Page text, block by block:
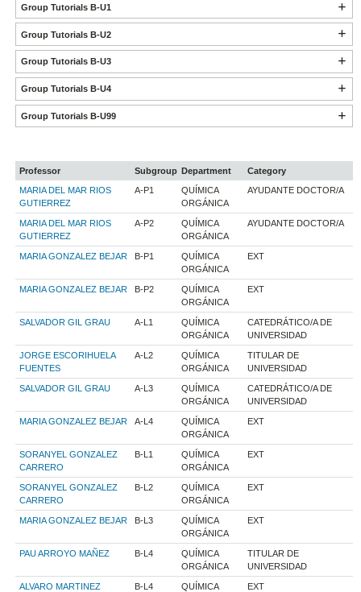
Group Tutorials B-U1
Group Tutorials B-U2
Group Tutorials B-U3
Group Tutorials B-U4
Group Tutorials B-U99
Professor Subgroup Department
Category
MARIA DEL MAR RIOS
GUTIERREZ
A-P1
QUÍMICA
ORGÁNICA
AYUDANTE DOCTOR/A
MARIA DEL MAR RIOS
GUTIERREZ
A-P2
QUÍMICA
ORGÁNICA
AYUDANTE DOCTOR/A
MARIA GONZALEZ BEJAR B-P1
QUÍMICA
ORGÁNICA
EXT
MARIA GONZALEZ BEJAR B-P2
QUÍMICA
ORGÁNICA
EXT
SALVADOR GIL GRAU A-L1
QUÍMICA
ORGÁNICA
CATEDRÁTICO/A DE
UNIVERSIDAD
JORGE ESCORIHUELA
FUENTES
A-L2
QUÍMICA
ORGÁNICA
TITULAR DE
UNIVERSIDAD
SALVADOR GIL GRAU A-L3
QUÍMICA
ORGÁNICA
CATEDRÁTICO/A DE
UNIVERSIDAD
MARIA GONZALEZ BEJAR A-L4
QUÍMICA
ORGÁNICA
EXT
SORANYEL GONZALEZ
CARRERO
B-L1
QUÍMICA
ORGÁNICA
EXT
SORANYEL GONZALEZ
CARRERO
B-L2
QUÍMICA
ORGÁNICA
EXT
MARIA GONZALEZ BEJAR B-L3
QUÍMICA
ORGÁNICA
EXT
PAU ARROYO MAÑEZ B-L4
QUÍMICA
ORGÁNICA
TITULAR DE
UNIVERSIDAD
ALVARO MARTINEZ
B-L4
QUÍMICA
EXT